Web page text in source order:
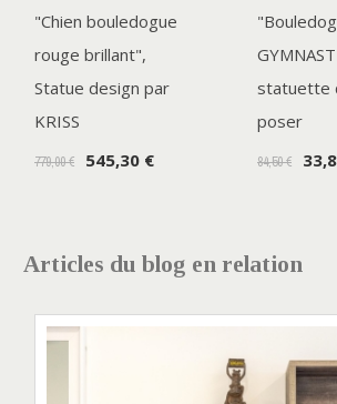
"Chien bouledogue
rouge brillant",
Statue design par
KRISS
779,00 € 545,30 €
statuette
poser
84,50 €
Articles du blog en relation